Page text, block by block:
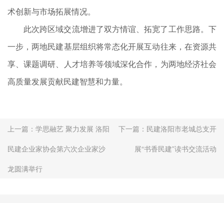
术创新与市场拓展情况。
此次跨区域交流增进了双方情谊、拓宽了工作思路。下
一步，两地民建基层组织将常态化开展互动往来，在资源共
享、课题调研、人才培养等领域深化合作，为两地经济社会
高质量发展贡献民建智慧和力量。
上一篇： 学思融艺 聚力发展 洛阳
民建企业家协会第六次企业家沙
龙圆满举行
下一篇： 民建洛阳市老城总支开
展“书香民建”读书交流活动